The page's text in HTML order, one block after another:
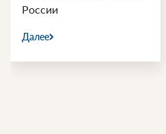
России
Далее